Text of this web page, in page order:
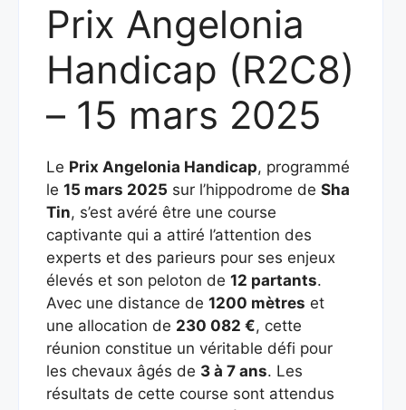
Prix Angelonia
Handicap (R2C8)
– 15 mars 2025
Le Prix Angelonia Handicap, programmé
le 15 mars 2025 sur l’hippodrome de Sha
Tin, s’est avéré être une course
captivante qui a attiré l’attention des
experts et des parieurs pour ses enjeux
élevés et son peloton de 12 partants.
Avec une distance de 1200 mètres et
une allocation de 230 082 €, cette
réunion constitue un véritable défi pour
les chevaux âgés de 3 à 7 ans. Les
résultats de cette course sont attendus